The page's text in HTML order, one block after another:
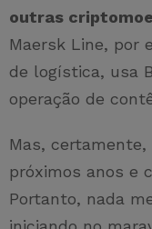
outras
Maersk Line, por
de logística, usa
operação de
Mas,
próximos anos e
Portanto, nada